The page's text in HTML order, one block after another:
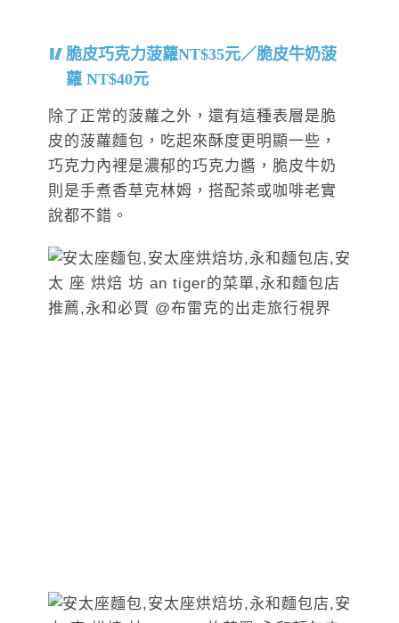
脆皮巧克力菠蘿NT$35元／脆皮牛奶菠
蘿 NT$40元
除了正常的菠蘿之外，還有這種表層是脆
皮的菠蘿麵包，吃起來酥度更明顯一些，
巧克力內裡是濃郁的巧克力醬，脆皮牛奶
則是手煮香草克林姆，搭配茶或咖啡老實
說都不錯。